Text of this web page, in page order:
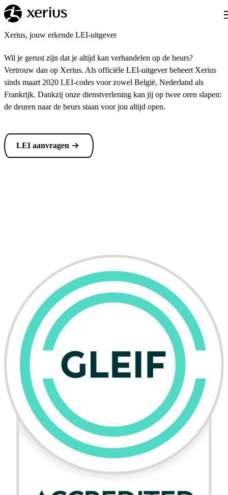
Skip to main content
Xerius, jouw erkende LEI-uitgever
Wil je gerust zijn dat je altijd kan verhandelen op de beurs?
Vertrouw dan op Xerius. Als officiële LEI-uitgever beheert Xerius
sinds maart 2020 LEI-codes voor zowel België, Nederland als
Frankrijk. Dankzij onze dienstverlening kan jij op twee oren slapen:
de deuren naar de beurs staan voor jou altijd open.
LEI aanvragen